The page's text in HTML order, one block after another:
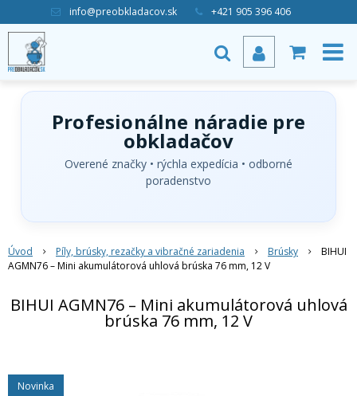
info@preobkladacov.sk +421 905 396 406
Profesionálne náradie pre
obkladačov
Overené značky • rýchla expedícia • odborné
poradenstvo
Úvod Píly, brúsky, rezačky a vibračné zariadenia Brúsky
BIHUI
AGMN76 – Mini akumulátorová uhlová brúska 76 mm, 12 V
BIHUI AGMN76 – Mini akumulátorová uhlová
brúska 76 mm, 12 V
Novinka